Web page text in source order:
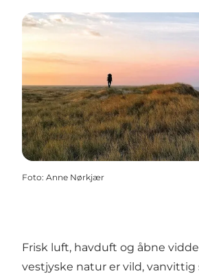
Foto: Anne Nørkjær
Frisk luft, havduft og åbne
vestjyske natur er vild, vanvittig